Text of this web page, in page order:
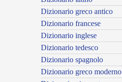
Dizionario greco antico
Dizionario francese
Dizionario inglese
Dizionario tedesco
Dizionario spagnolo
Dizionario greco moderno